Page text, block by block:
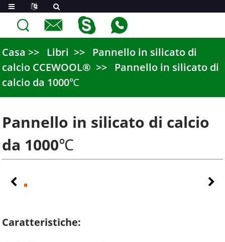
Casa Libri
Pannello in silicato di
calcio CCEWOOL®
Pannello in silicato di
calcio da 1000℃
Pannello in silicato di calcio
da 1000℃
Caratteristiche: